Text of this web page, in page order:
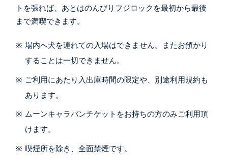
トを張れば、あとはのんびりフジロックを最初から最後
まで満喫できます。
場内へ犬を連れての入場はできません。またお預かり
することは一切できません。
ご利用にあたり入出庫時間の限定や、別途利用規約も
あります。
ムーンキャラバンチケットをお持ちの方のみご利用頂
けます。
喫煙所を除き、全面禁煙です。